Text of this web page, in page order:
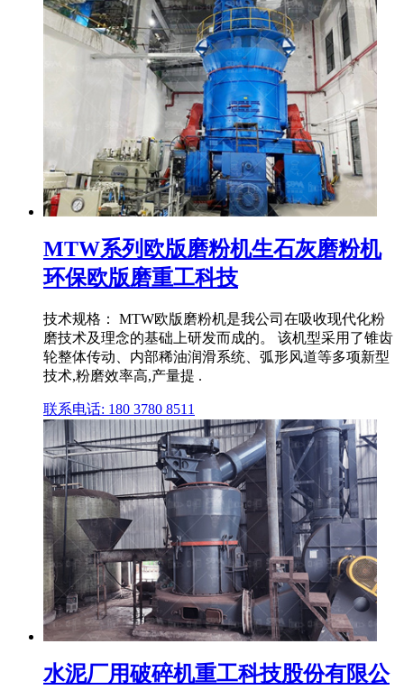
MTW系列欧版磨粉机生石灰磨粉机
环保欧版磨重工科技
技术规格： MTW欧版磨粉机是我公司在吸收现代化粉
磨技术及理念的基础上研发而成的。 该机型采用了锥齿
轮整体传动、内部稀油润滑系统、弧形风道等多项新型
技术,粉磨效率高,产量提 .
联系电话: 180 3780 8511
水泥厂用破碎机重工科技股份有限公